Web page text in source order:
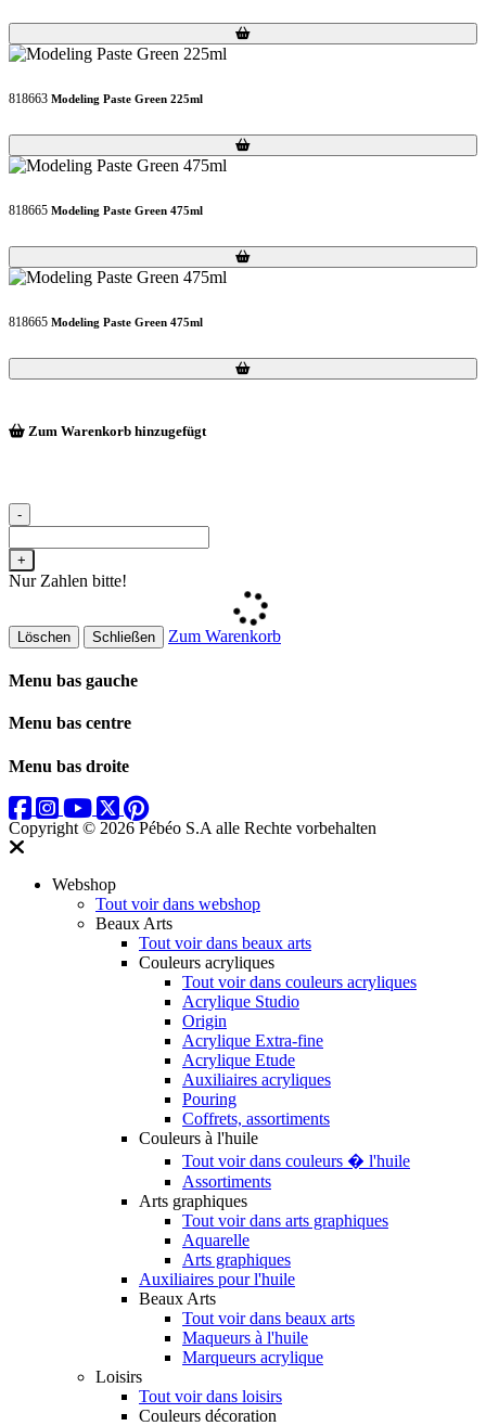
Loading...
Loading...
818663 Modeling Paste Green 225ml
Loading...
Loading...
818665 Modeling Paste Green 475ml
Loading...
Loading...
818665 Modeling Paste Green 475ml
Loading...
Loading...
Zum Warenkorb hinzugefügt
-
+
Nur Zahlen bitte!
Löschen Schließen Zum Warenkorb
Menu bas gauche
Menu bas centre
Menu bas droite
Copyright © 2026 Pébéo S.A alle Rechte vorbehalten
Webshop
Tout voir dans webshop
Beaux Arts
Tout voir dans beaux arts
Couleurs acryliques
Tout voir dans couleurs acryliques
Acrylique Studio
Origin
Acrylique Extra-fine
Acrylique Etude
Auxiliaires acryliques
Pouring
Coffrets, assortiments
Couleurs à l'huile
Tout voir dans couleurs � l'huile
Assortiments
Arts graphiques
Tout voir dans arts graphiques
Aquarelle
Arts graphiques
Auxiliaires pour l'huile
Beaux Arts
Tout voir dans beaux arts
Maqueurs à l'huile
Marqueurs acrylique
Loisirs
Tout voir dans loisirs
Couleurs décoration